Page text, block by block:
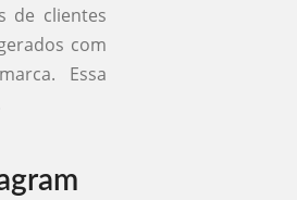
de clientes
com
Essa